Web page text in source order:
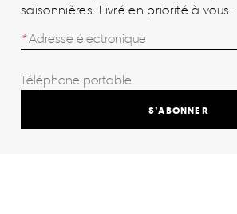
saisonnières. Livré en priorité à vous.
S’ABONNER